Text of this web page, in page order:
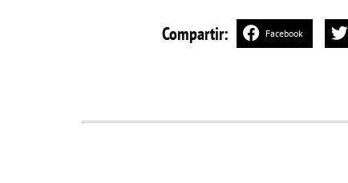
Compartir: Facebook